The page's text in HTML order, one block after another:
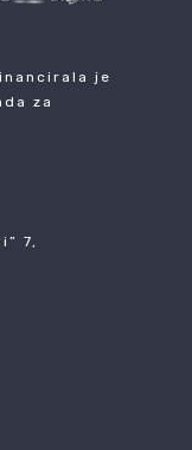
je
za
7,